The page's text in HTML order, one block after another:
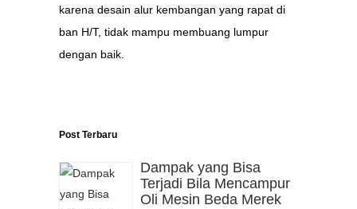
karena desain alur kembangan yang rapat di
ban H/T, tidak mampu membuang lumpur
dengan baik.
Post Terbaru
Dampak yang Bisa
Terjadi Bila Mencampur
Oli Mesin Beda Merek